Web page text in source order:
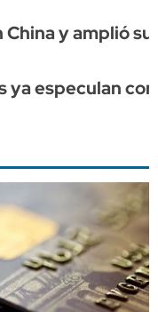
y amplió
ya especulan